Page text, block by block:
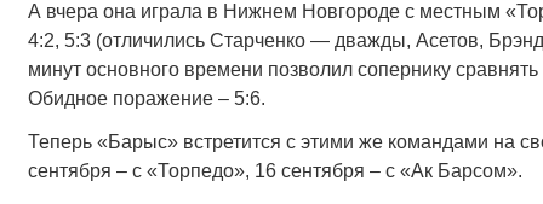
А вчера она играла в Нижнем Новгороде с местным
4:2, 5:3 (отличились Старченко — дважды, Асетов,
минут основного времени позволил сопернику
Обидное поражение – 5:6.
Теперь «Барыс» встретится с этими же командами на
сентября – с «Торпедо», 16 сентября – с «Ак Барсом».